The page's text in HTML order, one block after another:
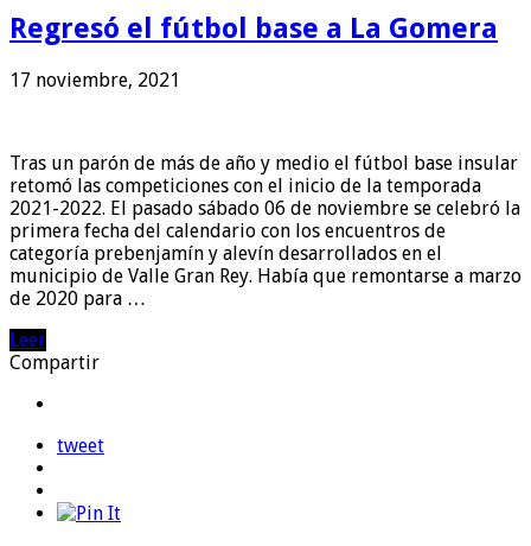
Regresó el fútbol base a La Gomera
17 noviembre, 2021
Tras un parón de más de año y medio el fútbol base insular
retomó las competiciones con el inicio de la temporada
2021-2022. El pasado sábado 06 de noviembre se celebró la
primera fecha del calendario con los encuentros de
categoría prebenjamín y alevín desarrollados en el
municipio de Valle Gran Rey. Había que remontarse a marzo
de 2020 para …
Leer
Compartir
tweet